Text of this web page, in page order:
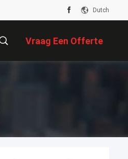
Dutch
Vraag Een Offerte